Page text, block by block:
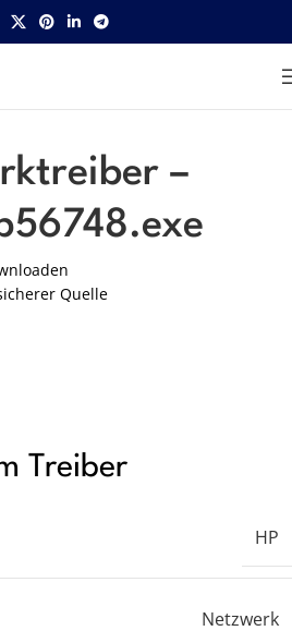
–
Quelle
Treiber
HP
Netzwerk